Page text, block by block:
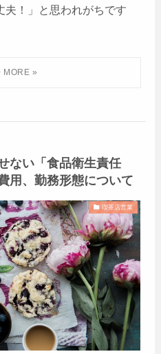
夫！」と思われがちです
ない「食品衛生責任
用、勤務形態について
喫茶店営業